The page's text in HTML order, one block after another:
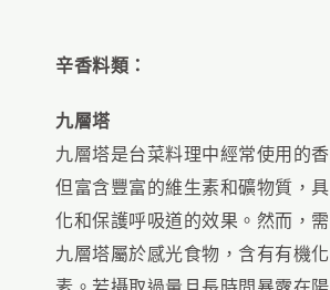
辛香料類：
九層塔
九層塔是台菜料理中經常使用的
但富含豐富的維生素和礦物質，
化和保護呼吸道的效果。然而，
九層塔屬於感光食物，含有有機